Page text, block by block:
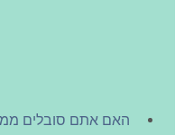
האם אתם סובלים